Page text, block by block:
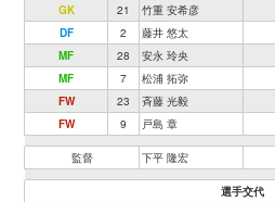
GK
21 竹重 安希彦
DF
2 藤井 悠太
MF
28 安永 玲央
MF
7 松浦 拓弥
FW
23 斉藤 光毅
FW
9 戸島 章
監督 下平 隆宏
選手交代